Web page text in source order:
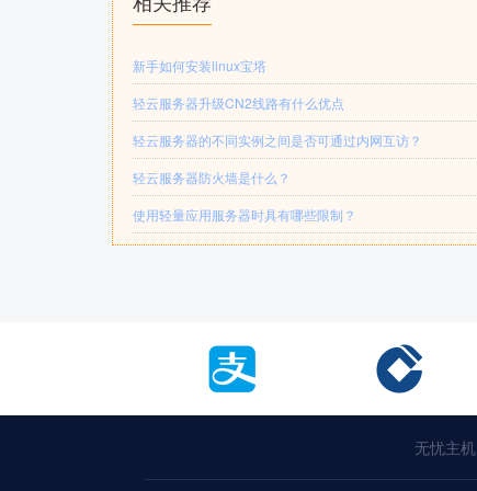
新手如何安装linux宝塔
轻云服务器升级CN2线路有什么优点
轻云服务器的不同实例之间是否可通过内网互访？
轻云服务器防火墙是什么？
使用轻量应用服务器时具有哪些限制？
无忧主机